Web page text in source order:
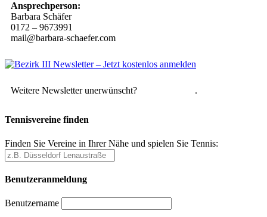
Ansprechperson:
Barbara Schäfer
0172 – 9673991
mail@barbara-schaefer.com
Weitere Newsletter unerwünscht? .
Tennisvereine finden
Finden Sie Vereine in Ihrer Nähe und spielen Sie Tennis:
Benutzeranmeldung
Benutzername